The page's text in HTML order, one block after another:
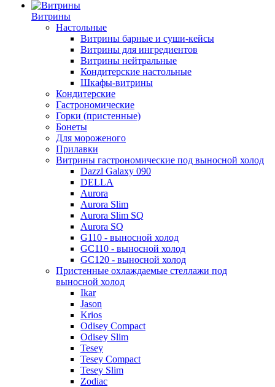
Витрины
Настольные
Витрины барные и суши-кейсы
Витрины для ингредиентов
Витрины нейтральные
Кондитерские настольные
Шкафы-витрины
Кондитерские
Гастрономические
Горки (пристенные)
Бонеты
Для мороженого
Прилавки
Витрины гастрономические под выносной холод
Dazzl Galaxy 090
DELLA
Aurora
Aurora Slim
Aurora Slim SQ
Aurora SQ
G110 - выносной холод
GC110 - выносной холод
GC120 - выносной холод
Пристенные охлаждаемые стеллажи под
выносной холод
Ikar
Jason
Krios
Odisey Compact
Odisey Slim
Tesey
Tesey Compact
Tesey Slim
Zodiac